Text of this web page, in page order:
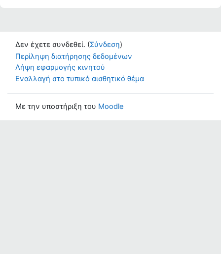
Δεν έχετε συνδεθεί. (Σύνδεση)
Περίληψη διατήρησης δεδομένων
Λήψη εφαρμογής κινητού
Εναλλαγή στο τυπικό αισθητικό θέμα
Με την υποστήριξη του Moodle